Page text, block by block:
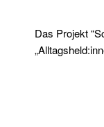
Das Projekt